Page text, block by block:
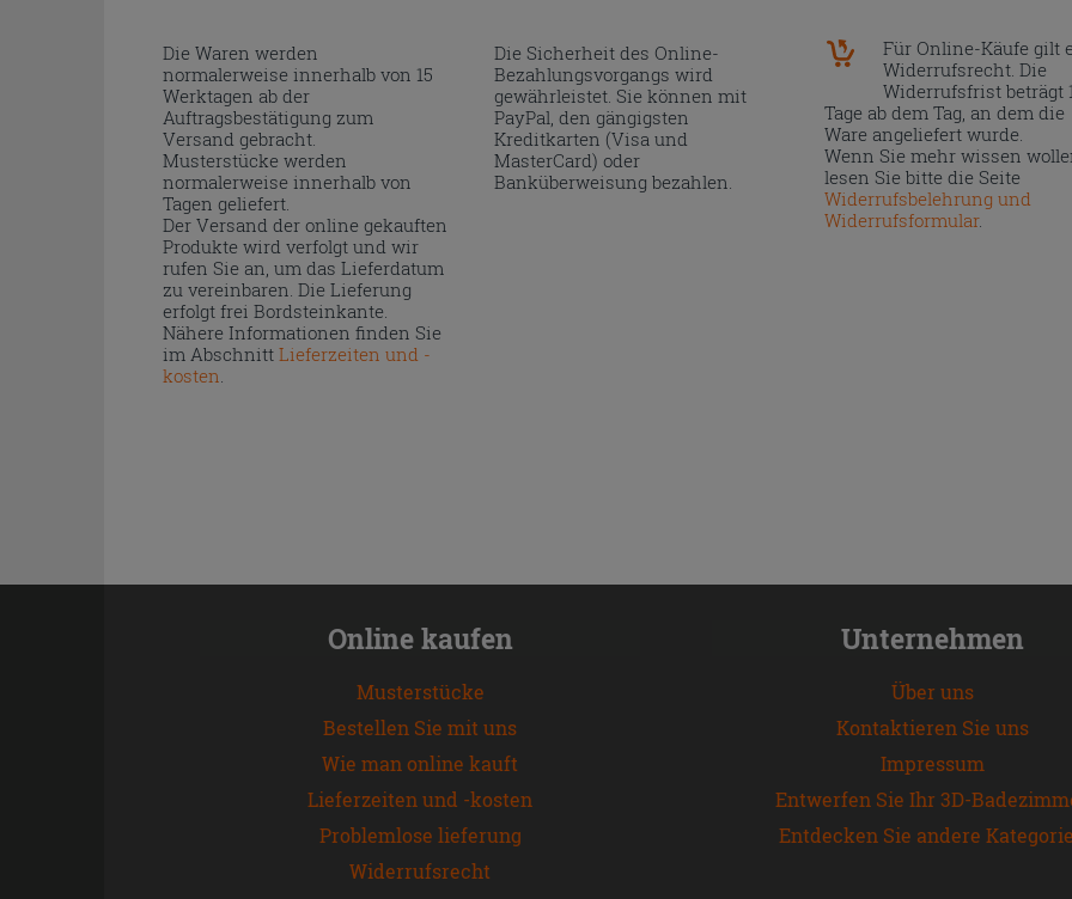
Die Waren werden
normalerweise innerhalb von 15
Werktagen ab der
Auftragsbestätigung zum
Versand gebracht.
Musterstücke werden
normalerweise innerhalb von
Tagen geliefert.
Der Versand der online gekauften
Produkte wird verfolgt und wir
rufen Sie an, um das Lieferdatum
zu vereinbaren. Die Lieferung
erfolgt frei Bordsteinkante.
Nähere Informationen finden Sie
im Abschnitt Lieferzeiten und -
kosten.
Die Sicherheit des Online-
Bezahlungsvorgangs wird
gewährleistet. Sie können mit
PayPal, den gängigsten
Kreditkarten (Visa und
MasterCard) oder
Banküberweisung bezahlen.
Für Online-Käufe gilt
Widerrufsrecht. Die
Widerrufsfrist beträgt
Tage ab dem Tag, an dem die
Ware angeliefert wurde.
Wenn Sie mehr wissen
lesen Sie bitte die Seite
Widerrufsbelehrung und
Widerrufsformular.
Online kaufen
Musterstücke
Bestellen Sie mit uns
Wie man online kauft
Lieferzeiten und -kosten
Problemlose lieferung
Widerrufsrecht
Unternehmen
Über uns
Kontaktieren Sie uns
Impressum
Entwerfen Sie Ihr 3D-
Entdecken Sie andere